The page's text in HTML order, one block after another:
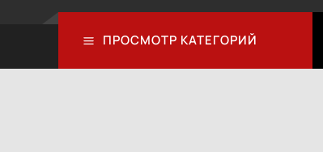
ПРОСМОТР КАТЕГОРИЙ